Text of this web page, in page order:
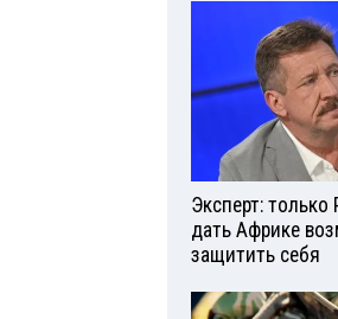
Эксперт:
дать Африке
защитить себя